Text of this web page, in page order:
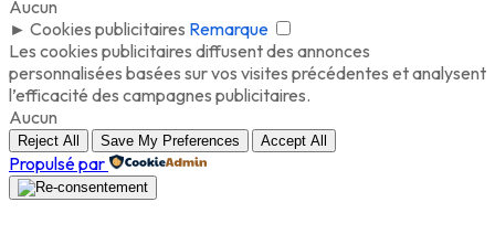
Aucun
► Cookies publicitaires Remarque
Les cookies publicitaires diffusent des annonces
personnalisées basées sur vos visites précédentes et analysent
l’efficacité des campagnes publicitaires.
Aucun
Reject All Save My Preferences Accept All
Propulsé par